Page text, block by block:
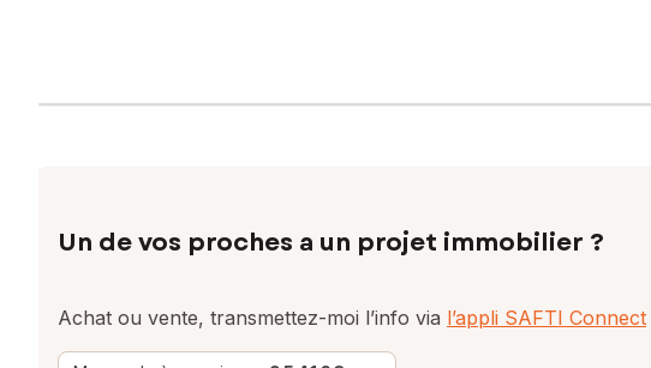
Un de vos proches a un projet immobilier ?
Achat ou vente, transmettez-moi l’info via l’appli SAFTI Connect